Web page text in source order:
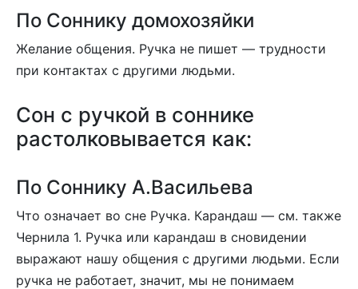
По Соннику домохозяйки
Желание общения. Ручка не пишет — трудности
при контактах с другими людьми.
Сон c ручкой в соннике
растолковывается как:
По Соннику А.Васильева
Что означает во сне Ручка. Карандаш — см. также
Чернила 1. Ручка или карандаш в сновидении
выражают нашу общения с другими людьми. Если
ручка не работает, значит, мы не понимаем